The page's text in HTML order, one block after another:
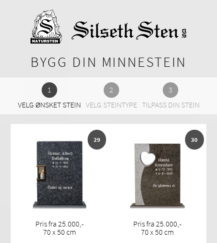
BYGG DIN MINNESTEIN
VELG ØNSKET STEIN VELG STEINTYPE TILPASS DIN STEIN
29
Pris fra 25.000,-
70 x 50 cm
30
Pris fra 25.000,-
70 x 50 cm